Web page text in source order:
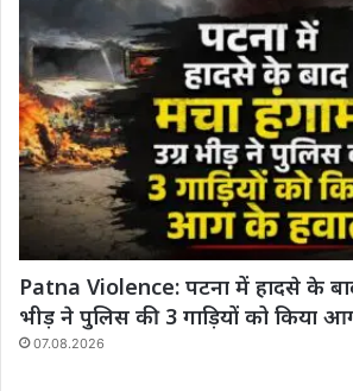
Patna Violence: पटना में हादसे के
भीड़ ने पुलिस की 3 गाड़ियों को किया
07.08.2026